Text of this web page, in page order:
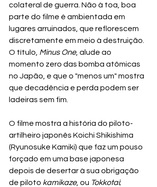
colateral de guerra. Não à toa, boa
parte do filme é ambientada em
lugares arruinados, que reflorescem
discretamente em meio à destruição.
O título, Minus One, alude ao
momento zero das bomba atômicas
no Japão, e que o "menos um" mostra
que decadência e perda podem ser
ladeiras sem fim.
O filme mostra a história do piloto-
artilheiro japonês Koichi Shikishima
(Ryunosuke Kamiki) que faz um pouso
forçado em uma base japonesa
depois de desertar à sua obrigação
de piloto kamikaze, ou Tokkotai;